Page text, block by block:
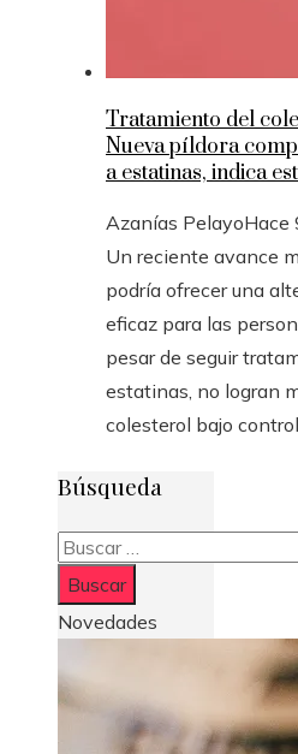
Tratamiento del
Nueva píldora
a estatinas, indica
Azanías PelayoHace
Un reciente avance
podría ofrecer una
eficaz para las
pesar de seguir
estatinas, no logran
colesterol bajo control.
Búsqueda
Buscar:
Novedades